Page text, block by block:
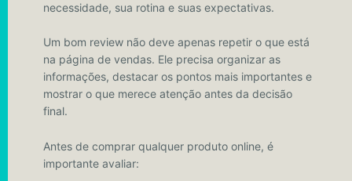
necessidade, sua rotina e suas expectativas.
Um bom review não deve apenas repetir o que está
na página de vendas. Ele precisa organizar as
informações, destacar os pontos mais importantes e
mostrar o que merece atenção antes da decisão
final.
Antes de comprar qualquer produto online, é
importante avaliar: